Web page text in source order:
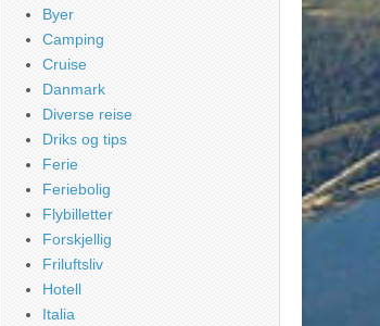
Byer
Camping
Cruise
Danmark
Diverse reise
Driks og tips
Ferie
Feriebolig
Flybilletter
Forskjellig
Friluftsliv
Hotell
Italia